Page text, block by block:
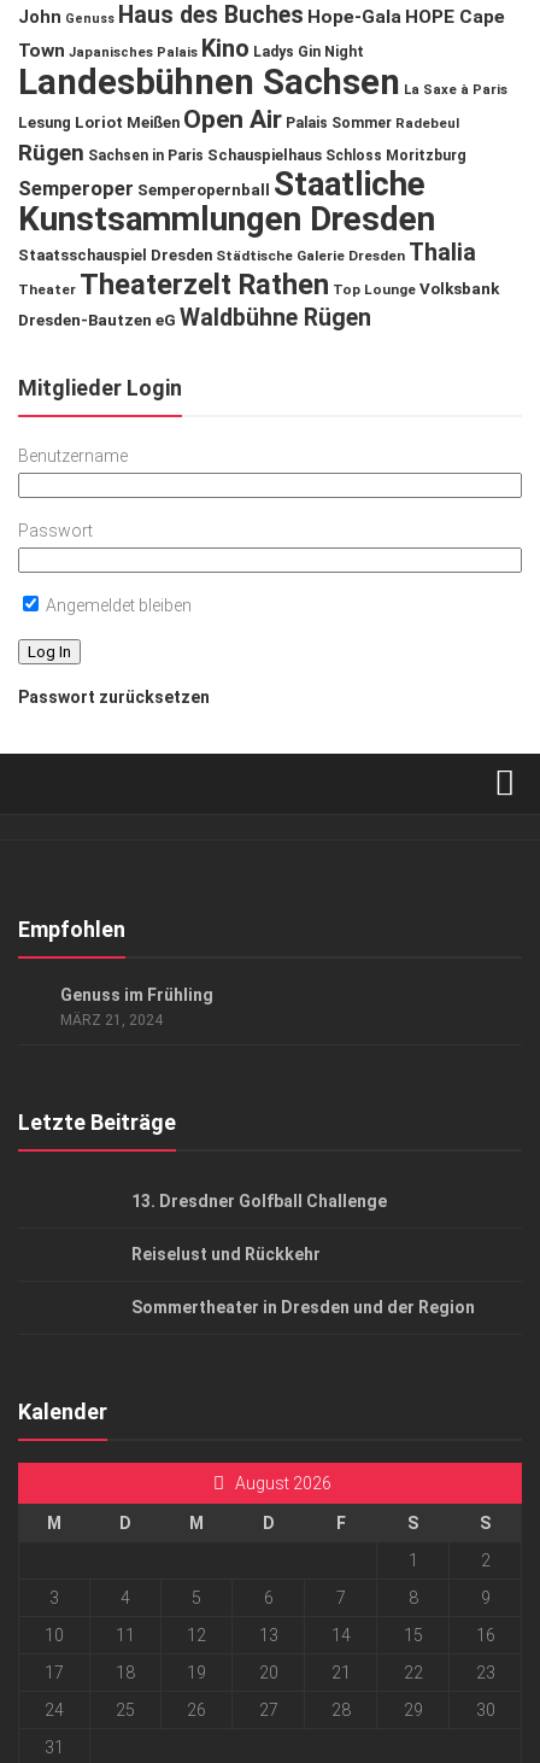
John Genuss Haus des Buches Hope-Gala HOPE Cape
Town Japanisches Palais Kino Ladys Gin Night
Landesbühnen Sachsen La Saxe à Paris
Lesung Loriot Meißen Open Air Palais Sommer Radebeul
Rügen Sachsen in Paris Schauspielhaus Schloss Moritzburg
Semperoper Semperopernball
Staatliche
Kunstsammlungen Dresden
Staatsschauspiel Dresden Städtische Galerie Dresden Thalia
Theater Theaterzelt Rathen Top Lounge Volksbank
Dresden-Bautzen eG Waldbühne Rügen
Mitglieder Login
Benutzername
Passwort
Angemeldet bleiben
Passwort zurücksetzen
Kontakt, Impressum
Empfohlen
Genuss im Frühling
MÄRZ 21, 2024
Letzte Beiträge
13. Dresdner Golfball Challenge
Reiselust und Rückkehr
Sommertheater in Dresden und der Region
Kalender
August 2026
M D M D F S
S
1
2
3
4 5 6 7 8
9
10
11 12 13 14 15
16
17
18 19 20 21 22
23
24
25 26 27 28 29
30
31